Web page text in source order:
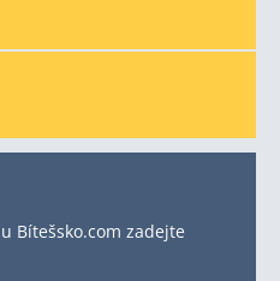
Bítešsko.com zadejte